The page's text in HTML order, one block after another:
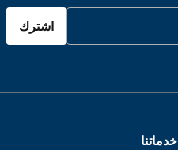
اشترك
خدماتنا